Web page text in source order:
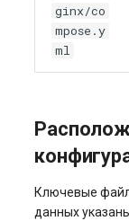
ginx/co
mpose.y
ml
Ключевые
данных